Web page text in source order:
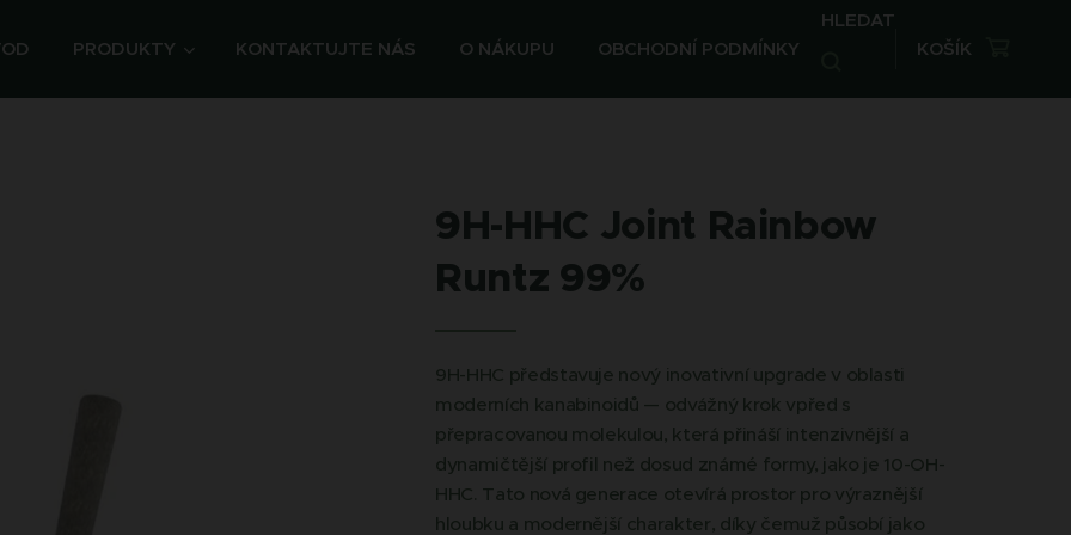
PRODUKTY KONTAKTUJTE NÁS O NÁKUPU OBCHODNÍ PODMÍNKY
HLEDAT
KOŠÍK
9H-HHC Joint Rainbow
Runtz 99%
9H-HHC představuje nový inovativní upgrade v oblasti
moderních kanabinoidů — odvážný krok vpřed s
přepracovanou molekulou, která přináší intenzivnější a
dynamičtější profil než dosud známé formy, jako je 10-OH-
HHC. Tato nová generace otevírá prostor pro výraznější
hloubku a modernější charakter, díky čemuž působí jako